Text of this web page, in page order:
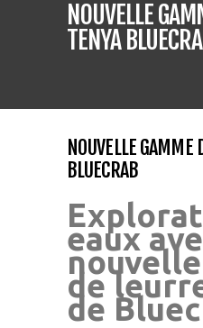
NOUVELLE
TENYA
NOUVELLE GAMME
BLUECRAB
eaux
de
de